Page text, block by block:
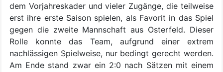
dem Vorjahreskader und vieler Zugänge, die teilweise
erst ihre erste Saison spielen, als Favorit in das Spiel
gegen die zweite Mannschaft aus Osterfeld. Dieser
Rolle konnte das Team, aufgrund einer extrem
nachlässigen Spielweise, nur bedingt gerecht werden.
Am Ende stand zwar ein 2:0 nach Sätzen mit einem